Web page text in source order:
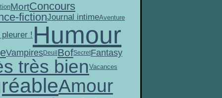
MortConcours
fictionJournal intimeAventure
! Humour
VampiresDeuil BofSecretFantasy
très bienVacances
Amour